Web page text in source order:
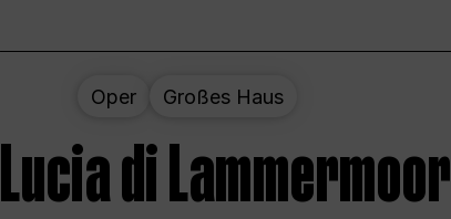
Oper Großes Haus
Lucia di Lammermoor